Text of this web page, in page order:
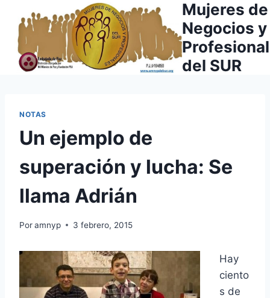
contenido
Mujeres de
Negocios y
del SUR
NOTAS
Un ejemplo de
superación y lucha: Se
llama Adrián
Poramnyp 3 febrero, 2015
Hay
ciento
s de